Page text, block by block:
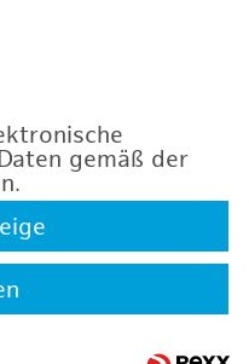
gemäß der
.